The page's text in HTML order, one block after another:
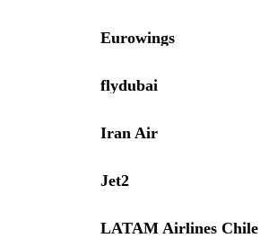
Eurowings
flydubai
Iran Air
Jet2
LATAM Airlines Chile